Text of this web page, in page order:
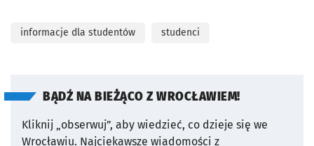
informacje dla studentów studenci
BĄDŹ NA BIEŻĄCO Z WROCŁAWIEM!
Kliknij „obserwuj”, aby wiedzieć, co dzieje się we
Wrocławiu. Najciekawsze wiadomości z